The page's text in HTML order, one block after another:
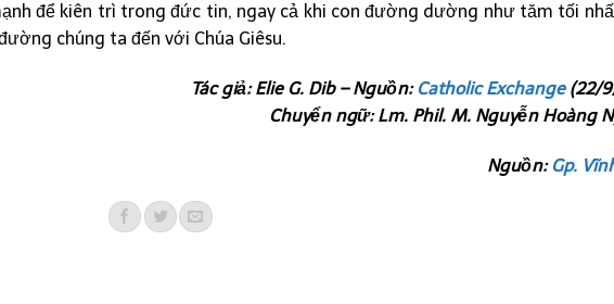
để kiên trì trong đức tin, ngay cả khi con đường dường như tăm tối
chúng ta đến với Chúa Giêsu.
Tác giả: Elie G. Dib – Nguồn: Catholic Exchange(22/
Chuyển ngữ: Lm. Phil. M. Nguyễn Hoàng
Nguồn: Gp.